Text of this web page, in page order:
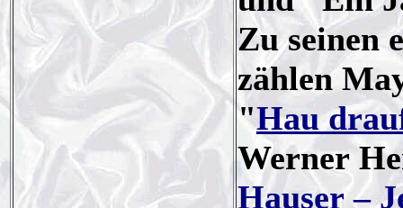
Zu seinen
zählen
"Hau
Werner
Hauser –